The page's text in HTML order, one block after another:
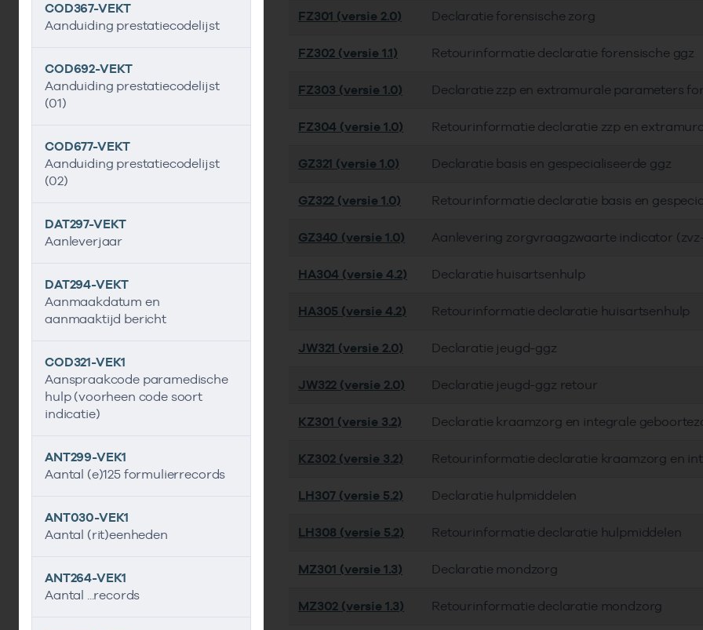
COD367-VEKT
Aanduiding prestatiecodelijst
COD692-VEKT
Aanduiding prestatiecodelijst
(01)
COD677-VEKT
Aanduiding prestatiecodelijst
(02)
DAT297-VEKT
Aanleverjaar
DAT294-VEKT
Aanmaakdatum en
aanmaaktijd bericht
COD321-VEK1
Aanspraakcode paramedische
hulp (voorheen code soort
indicatie)
ANT299-VEK1
Aantal (e)125 formulierrecords
ANT030-VEK1
Aantal (rit)eenheden
ANT264-VEK1
Aantal ...records
FZ301 (versie 2.0) Declaratie forensische zorg
FZ302 (versie 1.1) Retourinformatie declaratie forensische ggz
FZ303 (versie 1.0) Declaratie zzp en extramurale parameters
FZ304 (versie 1.0) Retourinformatie declaratie zzp en
GZ321 (versie 1.0) Declaratie basis en gespecialiseerde ggz
GZ322 (versie 1.0) Retourinformatie declaratie basis en
GZ340 (versie 1.0) Aanlevering zorgvraagzwaarte indicator
HA304 (versie 4.2) Declaratie huisartsenhulp
HA305 (versie 4.2) Retourinformatie declaratie huisartsenhulp
JW321 (versie 2.0) Declaratie jeugd-ggz
JW322 (versie 2.0) Declaratie jeugd-ggz retour
KZ301 (versie 3.2) Declaratie kraamzorg en integrale
KZ302 (versie 3.2) Retourinformatie declaratie kraamzorg en
LH307 (versie 5.2) Declaratie hulpmiddelen
LH308 (versie 5.2) Retourinformatie declaratie hulpmiddelen
MZ301 (versie 1.3) Declaratie mondzorg
MZ302 (versie 1.3) Retourinformatie declaratie mondzorg